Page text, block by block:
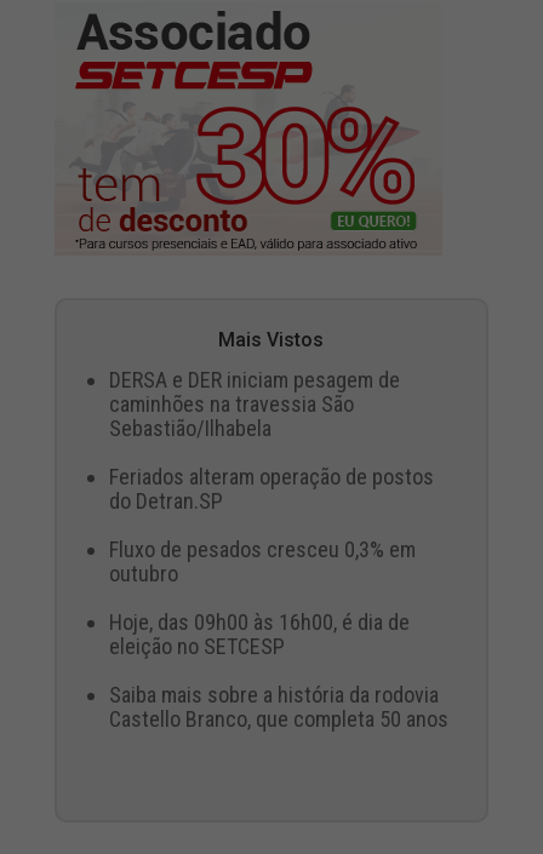
Mais Vistos
DERSA e DER iniciam pesagem de
caminhões na travessia São
Sebastião/Ilhabela
Feriados alteram operação de postos
do Detran.SP
Fluxo de pesados cresceu 0,3% em
outubro
Hoje, das 09h00 às 16h00, é dia de
eleição no SETCESP
Saiba mais sobre a história da rodovia
Castello Branco, que completa 50 anos